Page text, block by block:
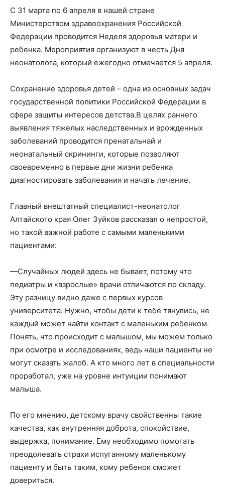
С 31 марта по 6 апреля в нашей стране
Министерством здравоохранения Российской
Федерации проводится Неделя здоровья матери и
ребенка. Мероприятия организуют в честь Дня
неонатолога, который ежегодно отмечается 5 апреля.
Сохранение здоровья детей – одна из основных задач
государственной политики Российской Федерации в
сфере защиты интересов детства.В целях раннего
выявления тяжелых наследственных и врожденных
заболеваний проводится пренатальнай и
неонатальный скрининги, которые позволяют
своевременно в первые дни жизни ребенка
диагностировать заболевания и начать лечение.
Главный внештатный специалист-неонатолог
Алтайского края Олег Зуйков рассказал о непростой,
но такой важной работе с самыми маленькими
пациентами:
—Случайных людей здесь не бывает, потому что
педиатры и «взрослые» врачи отличаются по складу.
Эту разницу видно даже с первых курсов
университета. Нужно, чтобы дети к тебе тянулись, не
каждый может найти контакт с маленьким ребенком.
Понять, что происходит с малышом, мы можем только
при осмотре и исследованиях, ведь наши пациенты не
могут сказать жалоб. А кто много лет в специальности
проработал, уже на уровне интуиции понимают
малыша.
По его мнению, детскому врачу свойственны такие
качества, как внутренняя доброта, спокойствие,
выдержка, понимание. Ему необходимо помогать
преодолевать страхи испуганному маленькому
пациенту и быть таким, кому ребенок сможет
довериться.